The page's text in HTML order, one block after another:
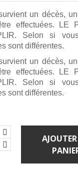
un décès,
effectuées. LE
Selon si
sont différentes.
un décès,
effectuées. LE
Selon si
sont différentes.